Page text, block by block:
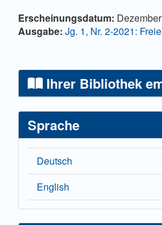
Artikel-Details
Erscheinungsdatum:
Ausgabe: Jg. 1, Nr. 2-2021:
Ihrer Bibliothek
Sprache
Deutsch
English